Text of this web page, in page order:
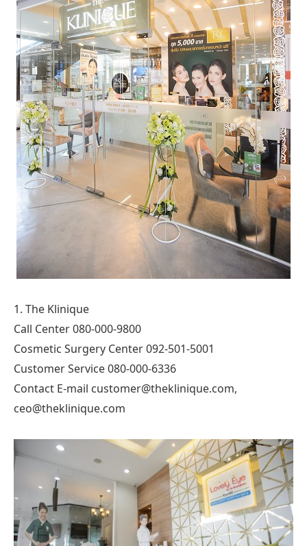
1. The Klinique
Call Center 080-000-9800
Cosmetic Surgery Center 092-501-5001
Customer Service 080-000-6336
Contact E-mail customer@theklinique.com,
ceo@theklinique.com